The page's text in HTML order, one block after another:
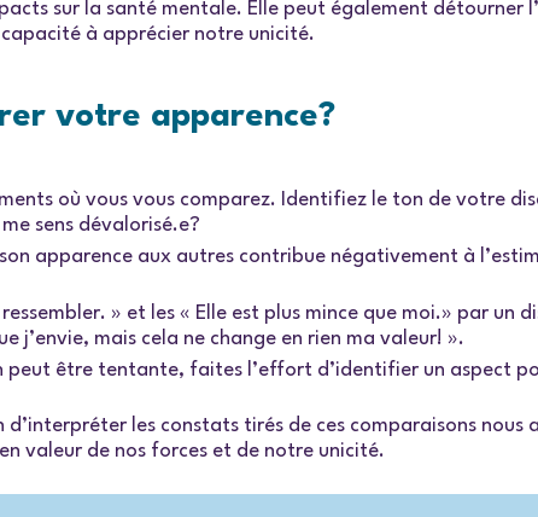
sur la santé mentale. Elle peut également détourner
à apprécier notre unicité.
votre apparence?
où vous vous comparez. Identifiez le ton de votre
sens dévalorisé.e?
apparence aux autres contribue négativement à
» et les « Elle est plus mince que moi.» par un
j’envie, mais cela ne change en rien ma valeur! ».
peut être tentante, faites l’effort d’identifier un aspect
les constats tirés de ces comparaisons nous
valeur de nos forces et de notre unicité.